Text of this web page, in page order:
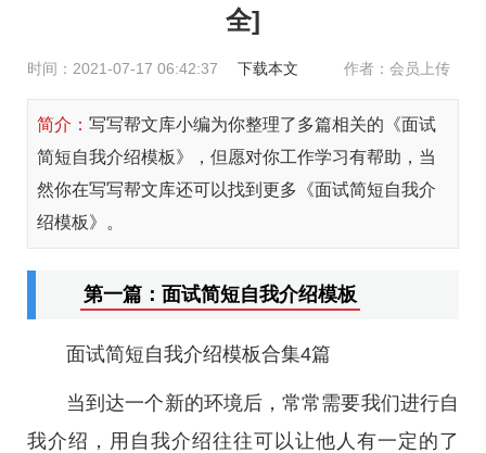
全]
时间：2021-07-17 06:42:37 下载本文 作者：会员上传
简介： 写写帮文库小编为你整理了多篇相关的《面试
简短自我介绍模板》，但愿对你工作学习有帮助，当
然你在写写帮文库还可以找到更多《面试简短自我介
绍模板》。
第一篇：面试简短自我介绍模板
面试简短自我介绍模板合集4篇
当到达一个新的环境后，常常需要我们进行自
我介绍，用自我介绍往往可以让他人有一定的了